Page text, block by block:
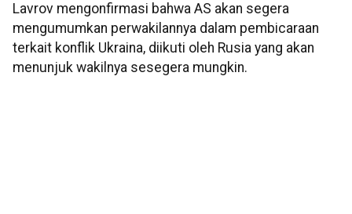
Lavrov mengonfirmasi bahwa AS akan segera
mengumumkan perwakilannya dalam pembicaraan
terkait konflik Ukraina, diikuti oleh Rusia yang akan
menunjuk wakilnya sesegera mungkin.